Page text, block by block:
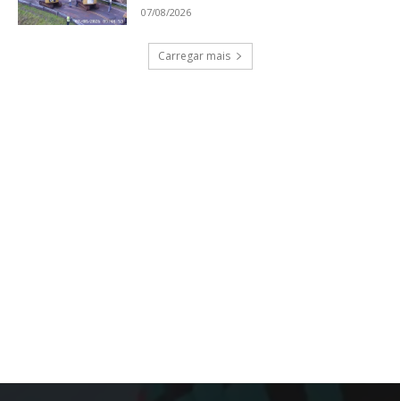
07/08/2026
Carregar mais